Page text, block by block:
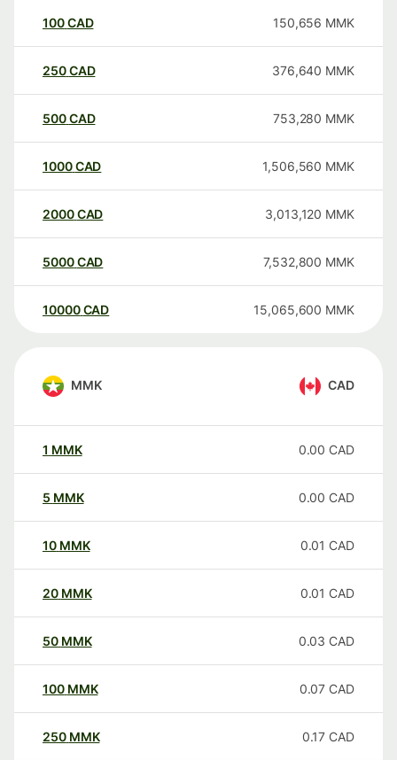
100CAD 150,656 MMK
250CAD 376,640 MMK
500CAD 753,280 MMK
1000CAD 1,506,560 MMK
2000CAD 3,013,120 MMK
5000CAD 7,532,800 MMK
10000 CAD 15,065,600 MMK
MMK CAD
1 MMK 0.00 CAD
5 MMK 0.00 CAD
10 MMK 0.01 CAD
20 MMK 0.01 CAD
50 MMK 0.03 CAD
100 MMK 0.07 CAD
250 MMK 0.17 CAD